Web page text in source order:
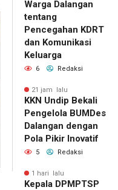
Warga Dalangan
tentang
Pencegahan KDRT
dan Komunikasi
Keluarga
6 Redaksi
21 jam lalu
KKN Undip Bekali
Pengelola BUMDes
Dalangan dengan
Pola Pikir Inovatif
5 Redaksi
1 hari lalu
Kepala DPMPTSP